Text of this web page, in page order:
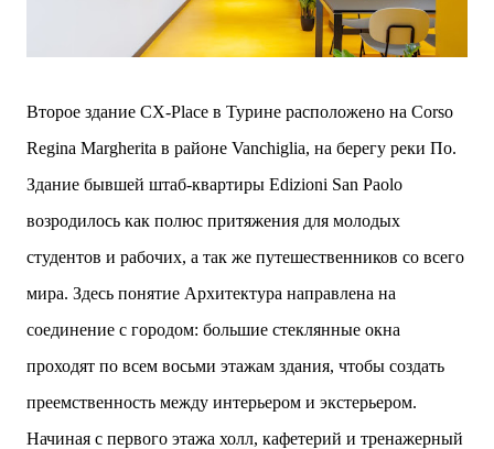
Второе здание CX-Place в Турине расположено на Corso
Regina Margherita в районе Vanchiglia, на берегу реки По.
Здание бывшей штаб-квартиры Edizioni San Paolo
возродилось как полюс притяжения для молодых
студентов и рабочих, а так же путешественников со всего
мира. Здесь понятие Архитектура направлена ​​на
соединение с городом: большие стеклянные окна
проходят по всем восьми этажам здания, чтобы создать
преемственность между интерьером и экстерьером.
Начиная с первого этажа холл, кафетерий и тренажерный